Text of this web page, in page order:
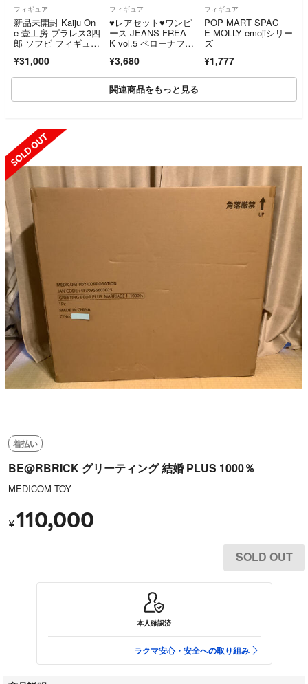
フィギュア
新品未開封 Kaiju On
e 壹工房 プラレス3四
郎 ソフビ フィギュ
6 夏 会場限定 WF202
6S
¥31,000
フィギュア
♥︎レアセット♥︎ワンピ
ース JEANS FREA
K vol.5 ペローナフィ
ルカラー&レアカラ
ー 2セット
¥3,680
フィギュア
POP MART SPAC
E MOLLY emojiシリー
ズ
¥1,777
関連商品をもっと見る
着払い
BE@RBRICK グリーティング 結婚 PLUS 1000％
MEDICOM TOY
¥110,000
SOLD OUT
本人確認済
ラクマ安心・安全への取り組み